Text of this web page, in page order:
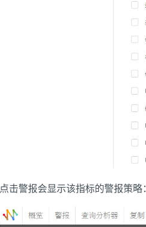
点击警报会显示该指标的警报策略：